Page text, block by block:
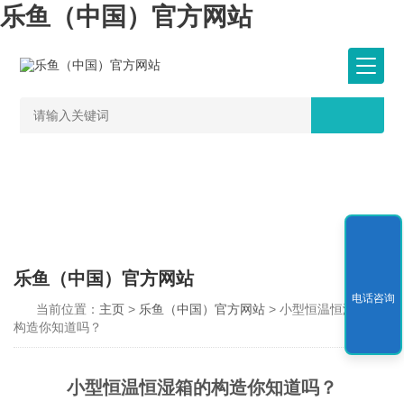
乐鱼（中国）官方网站
乐鱼（中国）官方网站
当前位置： 主页 > 乐鱼（中国）官方网站 > 小型恒温恒湿箱的
构造你知道吗？
小型恒温恒湿箱的构造你知道吗？
电话咨询